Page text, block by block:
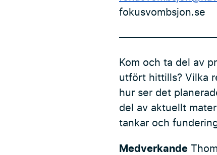
fokusvombsjon.se
Kom och ta del av
utfört hittills? Vilka
hur ser det
del av aktuellt
tankar och
Medverkande